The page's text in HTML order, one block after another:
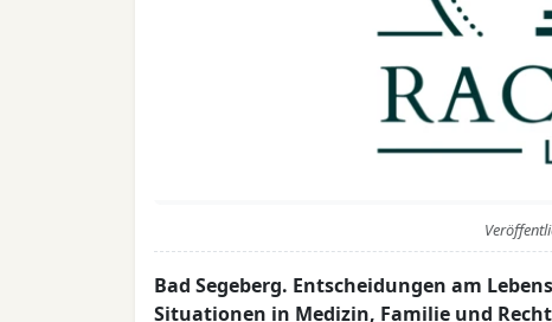
Bad Segeberg. Entscheidungen am
Situationen in Medizin, Familie und